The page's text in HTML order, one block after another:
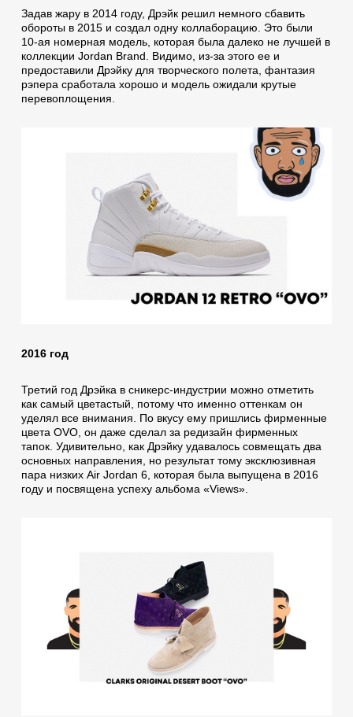
Задав жару в 2014 году, Дрэйк решил немного сбавить
обороты в 2015 и создал одну коллаборацию. Это были
10-ая номерная модель, которая была далеко не лучшей в
коллекции Jordan Brand. Видимо, из-за этого ее и
предоставили Дрэйку для творческого полета, фантазия
рэпера сработала хорошо и модель ожидали крутые
перевоплощения.
2016 год
Третий год Дрэйка в сникерс-индустрии можно отметить
как самый цветастый, потому что именно оттенкам он
уделял все внимания. По вкусу ему пришлись фирменные
цвета OVO, он даже сделал за редизайн фирменных
тапок. Удивительно, как Дрэйку удавалось совмещать два
основных направления, но результат тому эксклюзивная
пара низких Air Jordan 6, которая была выпущена в 2016
году и посвящена успеху альбома «Views».